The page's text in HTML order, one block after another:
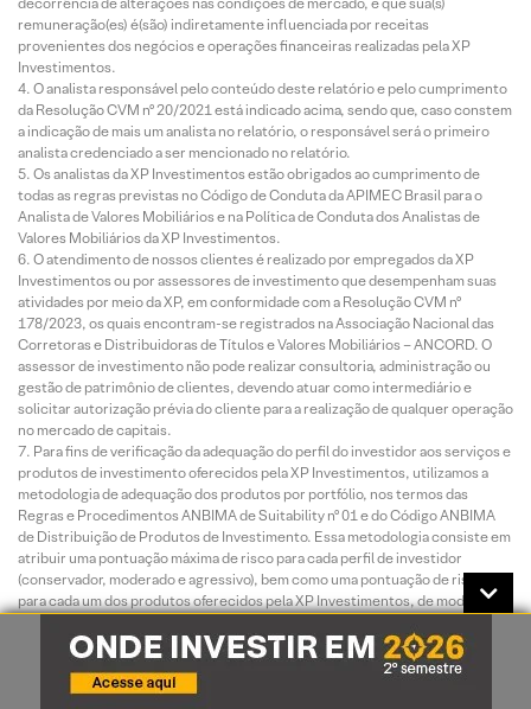
remuneração(es) é(são) indiretamente influenciada por receitas
provenientes dos negócios e operações financeiras realizadas pela XP
Investimentos.
O analista responsável pelo conteúdo deste relatório e pelo cumprimento
da Resolução CVM nº 20/2021 está indicado acima, sendo que, caso constem
a indicação de mais um analista no relatório, o responsável será o primeiro
analista credenciado a ser mencionado no relatório.
Os analistas da XP Investimentos estão obrigados ao cumprimento de
todas as regras previstas no Código de Conduta da APIMEC Brasil para o
Analista de Valores Mobiliários e na Política de Conduta dos Analistas de
Valores Mobiliários da XP Investimentos.
O atendimento de nossos clientes é realizado por empregados da XP
Investimentos ou por assessores de investimento que desempenham suas
atividades por meio da XP, em conformidade com a Resolução CVM nº
178/2023, os quais encontram-se registrados na Associação Nacional das
Corretoras e Distribuidoras de Títulos e Valores Mobiliários – ANCORD. O
assessor de investimento não pode realizar consultoria, administração ou
gestão de patrimônio de clientes, devendo atuar como intermediário e
solicitar autorização prévia do cliente para a realização de qualquer operação
no mercado de capitais.
Para fins de verificação da adequação do perfil do investidor aos serviços e
produtos de investimento oferecidos pela XP Investimentos, utilizamos a
metodologia de adequação dos produtos por portfólio, nos termos das
Regras e Procedimentos ANBIMA de Suitability nº 01 e do Código ANBIMA
de Distribuição de Produtos de Investimento. Essa metodologia consiste em
atribuir uma pontuação máxima de risco para cada perfil de investidor
(conservador, moderado e agressivo), bem como uma pontuação de risco
para cada um dos produtos oferecidos pela XP Investimentos, de modo que
das quantidades e limites da pontuação de risco definidas para o seu perfil.
Antes de aplicar nos produtos e/ou contratar os serviços objeto deste
material, é importante que você verifique se a sua pontuação de risco atual